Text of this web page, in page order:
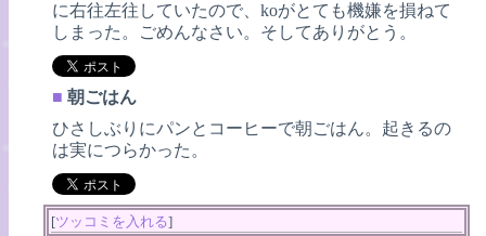
に右往左往していたので、koがとても機嫌を損ねて
しまった。ごめんなさい。そしてありがとう。
■ 朝ごはん
ひさしぶりにパンとコーヒーで朝ごはん。起きるの
は実につらかった。
[ツッコミを入れる]